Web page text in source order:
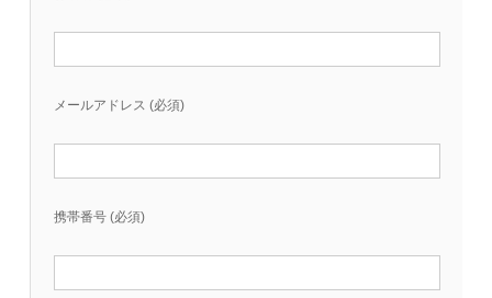
メールアドレス (必須)
携帯番号 (必須)